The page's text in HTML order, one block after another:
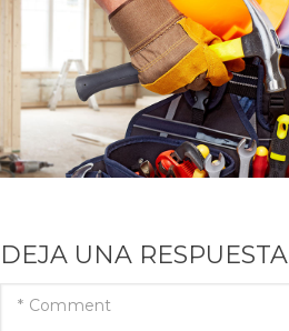
DEJA UNA RESPUESTA